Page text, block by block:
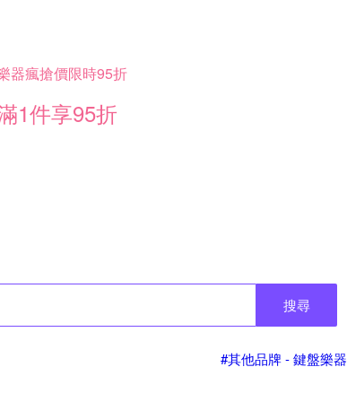
器瘋搶價限時95折
1件享95折
搜尋
#其他品牌 - 鍵盤樂器